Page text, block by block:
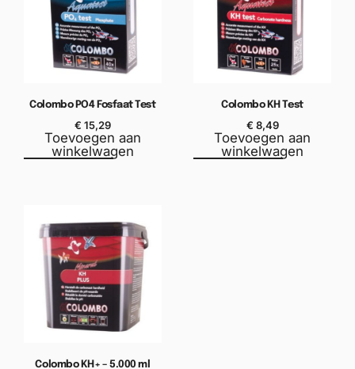
Colombo PO4 Fosfaat Test
€ 15,29
Toevoegen aan
winkelwagen
Colombo KH Test
€ 8,49
Toevoegen aan
winkelwagen
Colombo KH+ – 5.000 ml